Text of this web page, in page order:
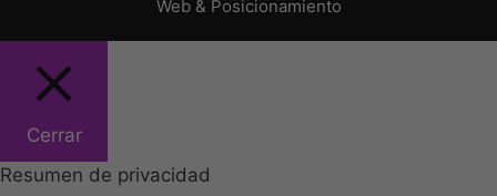
Web & Posicionamiento
Cerrar
Resumen de privacidad